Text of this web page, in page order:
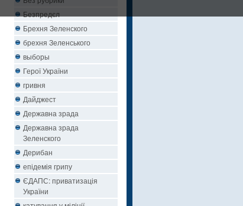
Безпредєл
Брехня Зеленского
брехня Зеленського
выборы
Герої України
гривня
Дайджест
Державна зрада
Державна зрада
Зеленского
Дерибан
епідемія грипу
ЄДАПС: приватизація
України